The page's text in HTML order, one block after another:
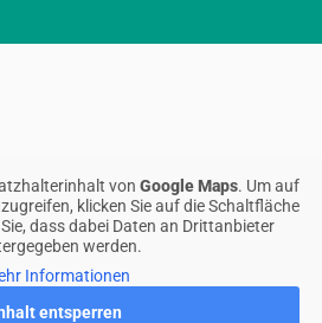
von Google Maps. Um auf
klicken Sie auf die Schaltfläche
dass dabei Daten an Drittanbieter
werden.
Informationen
entsperren